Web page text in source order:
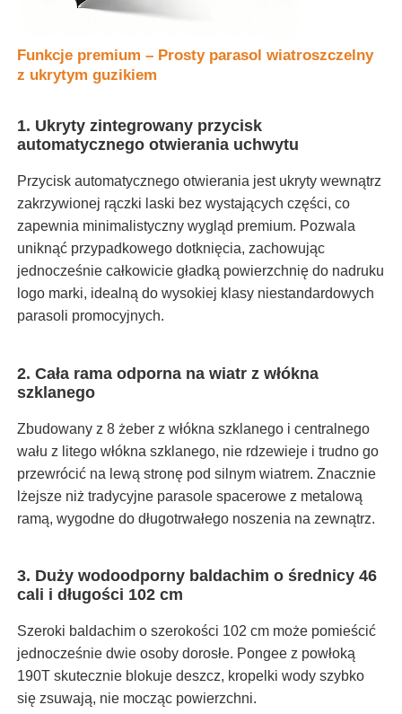
Parasole na plaży
Kreatywne parasole
Funkcje premium – Prosty parasol wiatroszczelny
z ukrytym guzikiem
1. Ukryty zintegrowany przycisk
automatycznego otwierania uchwytu
Przycisk automatycznego otwierania jest ukryty wewnątrz
zakrzywionej rączki laski bez wystających części, co
zapewnia minimalistyczny wygląd premium. Pozwala
uniknąć przypadkowego dotknięcia, zachowując
jednocześnie całkowicie gładką powierzchnię do nadruku
logo marki, idealną do wysokiej klasy niestandardowych
parasoli promocyjnych.
2. Cała rama odporna na wiatr z włókna
szklanego
Zbudowany z 8 żeber z włókna szklanego i centralnego
wału z litego włókna szklanego, nie rdzewieje i trudno go
przewrócić na lewą stronę pod silnym wiatrem. Znacznie
lżejsze niż tradycyjne parasole spacerowe z metalową
ramą, wygodne do długotrwałego noszenia na zewnątrz.
3. Duży wodoodporny baldachim o średnicy 46
cali i długości 102 cm
Szeroki baldachim o szerokości 102 cm może pomieścić
jednocześnie dwie osoby dorosłe. Pongee z powłoką
190T skutecznie blokuje deszcz, kropelki wody szybko
się zsuwają, nie mocząc powierzchni.